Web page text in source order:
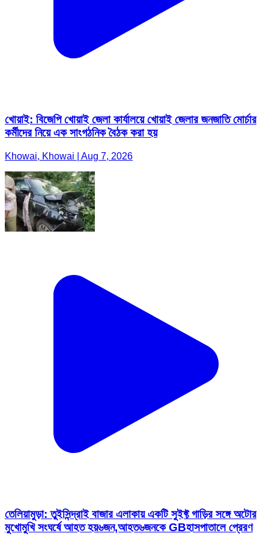
খোয়াই: বিজেপি খোয়াই জেলা কার্যালয়ে খোয়াই জেলার জনজাতি মোর্চার
কর্মীদের নিয়ে এক সাংগঠনিক বৈঠক করা হয়
Khowai, Khowai | Aug 7, 2026
তেলিয়ামুড়া: তুইসিন্দ্রাই বাজার এলাকায় একটি সুইফ্ট গাড়ির সঙ্গে অটোর
মুখোমুখি সংঘর্ষে আহত হয়৬জন,আহত৬জনকে GBহাসপাতালে প্রেরণ